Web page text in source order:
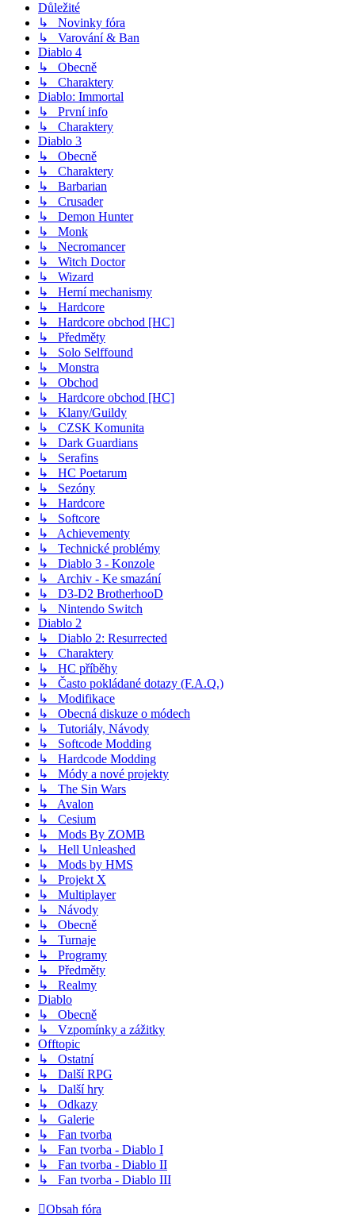
Důležité
↳ Novinky fóra
↳ Varování & Ban
Diablo 4
↳ Obecně
↳ Charaktery
Diablo: Immortal
↳ První info
↳ Charaktery
Diablo 3
↳ Obecně
↳ Charaktery
↳ Barbarian
↳ Crusader
↳ Demon Hunter
↳ Monk
↳ Necromancer
↳ Witch Doctor
↳ Wizard
↳ Herní mechanismy
↳ Hardcore
↳ Hardcore obchod [HC]
↳ Předměty
↳ Solo Selffound
↳ Monstra
↳ Obchod
↳ Hardcore obchod [HC]
↳ Klany/Guildy
↳ CZSK Komunita
↳ Dark Guardians
↳ Serafins
↳ HC Poetarum
↳ Sezóny
↳ Hardcore
↳ Softcore
↳ Achievementy
↳ Technické problémy
↳ Diablo 3 - Konzole
↳ Archiv - Ke smazání
↳ D3-D2 BrotherhooD
↳ Nintendo Switch
Diablo 2
↳ Diablo 2: Resurrected
↳ Charaktery
↳ HC příběhy
↳ Často pokládané dotazy (F.A.Q.)
↳ Modifikace
↳ Obecná diskuze o módech
↳ Tutoriály, Návody
↳ Softcode Modding
↳ Hardcode Modding
↳ Módy a nové projekty
↳ The Sin Wars
↳ Avalon
↳ Cesium
↳ Mods By ZOMB
↳ Hell Unleashed
↳ Mods by HMS
↳ Projekt X
↳ Multiplayer
↳ Návody
↳ Obecně
↳ Turnaje
↳ Programy
↳ Předměty
↳ Realmy
Diablo
↳ Obecně
↳ Vzpomínky a zážitky
Offtopic
↳ Ostatní
↳ Další RPG
↳ Další hry
↳ Odkazy
↳ Galerie
↳ Fan tvorba
↳ Fan tvorba - Diablo I
↳ Fan tvorba - Diablo II
↳ Fan tvorba - Diablo III
Obsah fóra